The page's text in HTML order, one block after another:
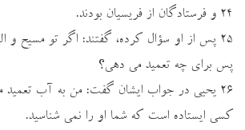
۲۴ و فرستادگان از فريسيان بودند.
۲۵ پس از او سؤال كرده، گفتند: اگر تو مسيح و
پس براي چه تعميد مي دهي؟
۲۶ يحيي در جواب ايشان گفت: من به آب تعميد
كسي ايستاده است كه شما او را نمي شناسيد.